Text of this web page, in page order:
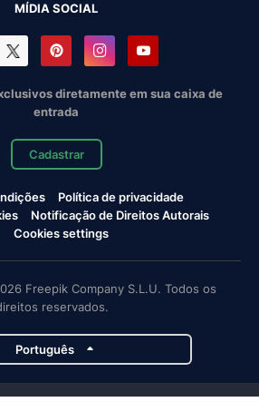
MÍDIA SOCIAL
diretamente em sua caixa de
entrada
Cadastrar
Política de privacidade
Notificação de Direitos Autorais
Cookies settings
Freepik Company S.L.U. Todos os
reservados.
Português